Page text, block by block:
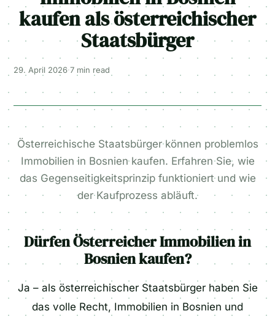
kaufen als österreichischer
Staatsbürger
29. April 2026·7 min read
Österreichische Staatsbürger können problemlos
Immobilien in Bosnien kaufen. Erfahren Sie, wie
das Gegenseitigkeitsprinzip funktioniert und wie
der Kaufprozess abläuft.
Dürfen Österreicher Immobilien in
Bosnien kaufen?
Ja – als österreichischer Staatsbürger haben Sie
das volle Recht, Immobilien in Bosnien und